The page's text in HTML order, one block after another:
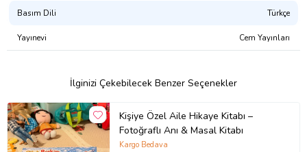
Ürün Kodu: 9786051980843
Yazar: Joshua George
Kapak Türü: Karton Kapak
Sayfa Sayısı: 32
Basım Dili Türkçe
Yayınevi Cem Yayınları
İlginizi Çekebilecek Benzer Seçenekler
Kişiye Özel Aile Hikaye Kitabı –
Fotoğraflı Anı & Masal Kitabı
Kargo Bedava